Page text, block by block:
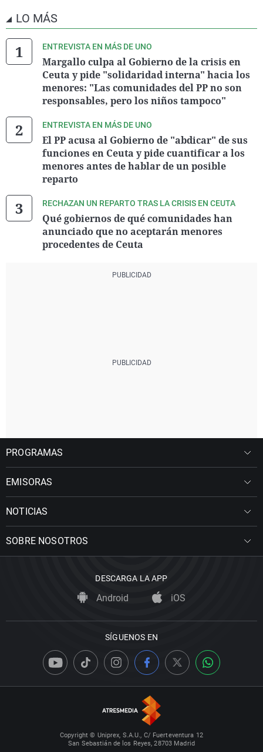
LO MÁS
ENTREVISTA EN MÁS DE UNO
Margallo culpa al Gobierno de la crisis en
Ceuta y pide "solidaridad interna" hacia los
menores: "Las comunidades del PP no son
responsables, pero los niños tampoco"
ENTREVISTA EN MÁS DE UNO
El PP acusa al Gobierno de "abdicar" de sus
funciones en Ceuta y pide cuantificar a los
menores antes de hablar de un posible
reparto
RECHAZAN UN REPARTO TRAS LA CRISIS EN CEUTA
Qué gobiernos de qué comunidades han
anunciado que no aceptarán menores
procedentes de Ceuta
PROGRAMAS
EMISORAS
NOTICIAS
SOBRE NOSOTROS
DESCARGA LA APP
Android iOS
SÍGUENOS EN
Copyright © Uniprex, S.A.U., C/ Fuerteventura 12
San Sebastián de los Reyes, 28703 Madrid